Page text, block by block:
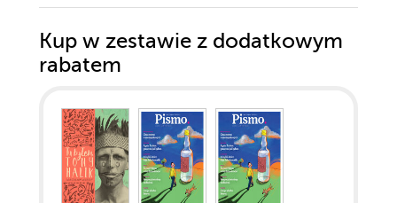
Kup w zestawie z dodatkowym
rabatem